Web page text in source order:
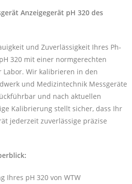
Anzeigegerät pH 320 des
und Zuverlässigkeit Ihres Ph-
320 mit einer normgerechten
Wir kalibrieren in den
und Medizintechnik Messgeräte
und nach aktuellen
Kalibrierung stellt sicher, dass Ihr
jederzeit zuverlässige präzise
Ihres pH 320 von WTW